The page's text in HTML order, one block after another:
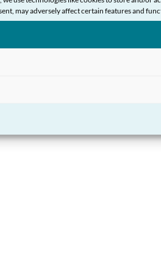
may adversely affect certain features and